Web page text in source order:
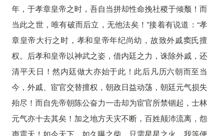
年，于孝章皇帝之时，吾自当拼却性命挽社稷于倾颓！而
当此之世，唯有破而后立，无他法矣！”接着有说道：“孝
章皇帝大行之时，孝和皇帝年纪尚幼，故致外戚窦氏擅
权。后孝和皇帝以神武之姿，借内廷之力，诛除外戚，还
清平天日！然内廷做大亦始于此！此后凡历六朝而至当
今，外戚、宦官交替擅权，朝政日益动荡，朝廷元气损失
殆尽！而自先帝朝陈公奋力一击却为宦官所禁锢起，士林
元气亦十去其矣！加之地方天灾不断，百姓颠沛流离，怨
声震天！如今天下，如久曝之柴，只需星星之火，我等便